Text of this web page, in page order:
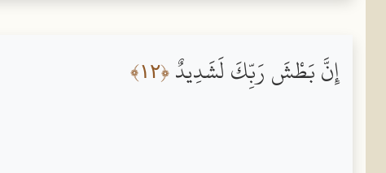
إِنَّ بَطْشَ رَبِّكَ لَشَدِيدٌ﴿١٢﴾